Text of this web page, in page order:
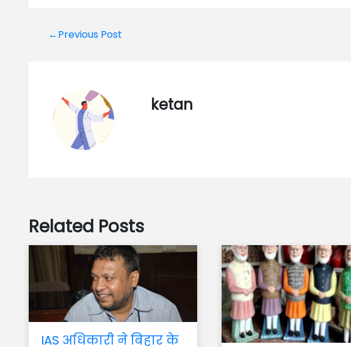
Post
←Previous Post
ketan
Related Posts
IAS अधिकारी ने बिहार के